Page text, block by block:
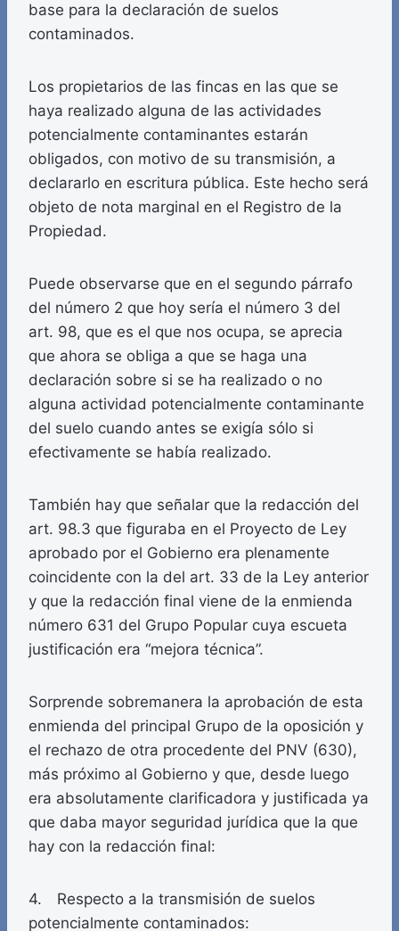
base para la declaración de suelos
contaminados.
Los propietarios de las fincas en las que se
haya realizado alguna de las actividades
potencialmente contaminantes estarán
obligados, con motivo de su transmisión, a
declararlo en escritura pública. Este hecho será
objeto de nota marginal en el Registro de la
Propiedad.
Puede observarse que en el segundo párrafo
del número 2 que hoy sería el número 3 del
art. 98, que es el que nos ocupa, se aprecia
que ahora se obliga a que se haga una
declaración sobre si se ha realizado o no
alguna actividad potencialmente contaminante
del suelo cuando antes se exigía sólo si
efectivamente se había realizado.
También hay que señalar que la redacción del
art. 98.3 que figuraba en el Proyecto de Ley
aprobado por el Gobierno era plenamente
coincidente con la del art. 33 de la Ley anterior
y que la redacción final viene de la enmienda
número 631 del Grupo Popular cuya escueta
justificación era “mejora técnica”.
Sorprende sobremanera la aprobación de esta
enmienda del principal Grupo de la oposición y
el rechazo de otra procedente del PNV (630),
más próximo al Gobierno y que, desde luego
era absolutamente clarificadora y justificada ya
que daba mayor seguridad jurídica que la que
hay con la redacción final:
4. Respecto a la transmisión de suelos
potencialmente contaminados: